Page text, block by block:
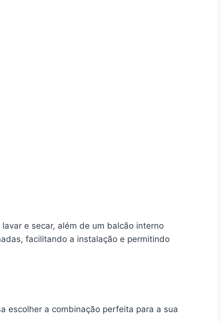
e secar, além de um balcão interno
facilitando a instalação e permitindo
escolher a combinação perfeita para a sua